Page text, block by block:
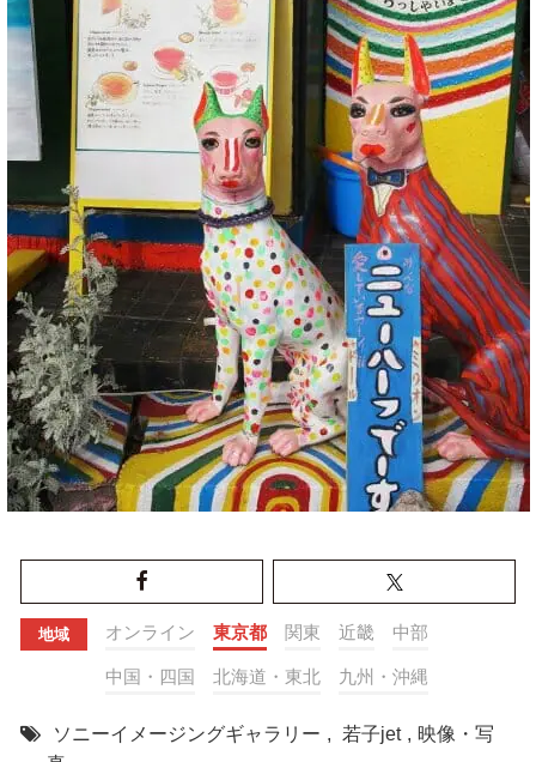
地域 オンライン 東京都 関東 近畿 中部
中国・四国 北海道・東北 九州・沖縄
ソニーイメージングギャラリー , 若子jet , 映像・写